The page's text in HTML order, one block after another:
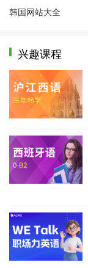
韩国网站大全
兴趣课程